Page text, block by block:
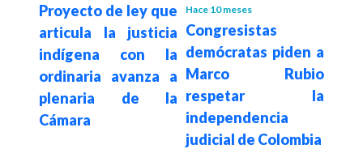
Proyecto de ley que
articula la justicia
indígena con la
ordinaria avanza a
plenaria de la
Cámara
Hace 10 meses
Congresistas
demócratas piden a
Marco Rubio
respetar la
independencia
judicial de Colombia